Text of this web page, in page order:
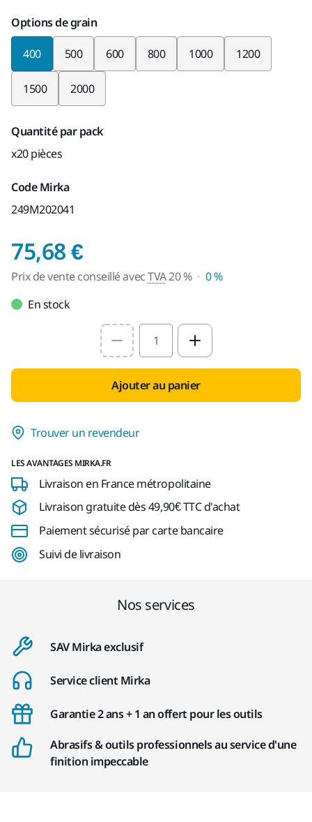
Options de grain
400 500 600 800 1000 1200
1500 2000
Quantité par pack
x20 pièces
Code Mirka
249M202041
75,68 €Prix de vente
Prix de vente conseillé avecTVA20 %
0 %
En stock
Select quantity value
Ajouter au panier
Trouver un revendeur
LES AVANTAGES MIRKA.FR
Livraison en France métropolitaine
Livraison gratuite dès 49,90€ TTC d'achat
Paiement sécurisé par carte bancaire
Suivi de livraison
Nos services
SAV Mirka exclusif
Service client Mirka
Garantie 2 ans + 1 an offert pour les outils
Abrasifs & outils professionnels au service d'une
finition impeccable